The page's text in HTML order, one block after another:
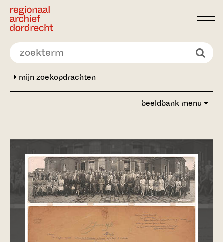
Ga direct naar de inhoud
mijn zoekopdrachten
beeldbank menu